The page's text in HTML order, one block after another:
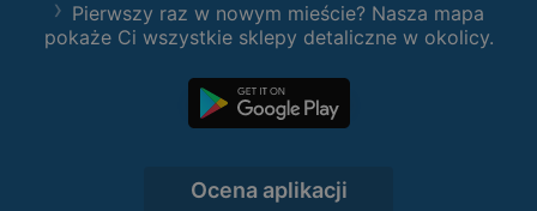
Pierwszy raz w nowym mieście? Nasza mapa
pokaże Ci wszystkie sklepy detaliczne w okolicy.
Ocena aplikacji